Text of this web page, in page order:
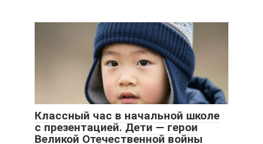
Классный час в начальной школе
с презентацией. Дети — герои
Великой Отечественной войны